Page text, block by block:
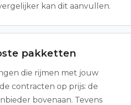
kan dit aanvullen.
pakketten
die rijmen met jouw
contracten op prijs: de
bovenaan. Tevens